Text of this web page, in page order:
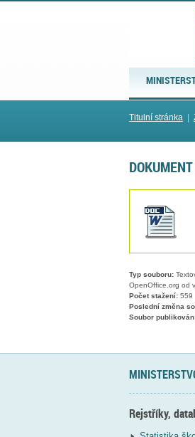
Titulní stránka
Typ souboru:
OpenOffice.org od
Počet stažení: 559
Poslední změna
Soubor
Rejstříky,